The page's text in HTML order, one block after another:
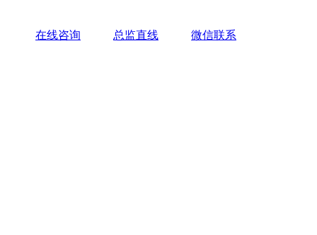
在线咨询 总监直线 微信联系